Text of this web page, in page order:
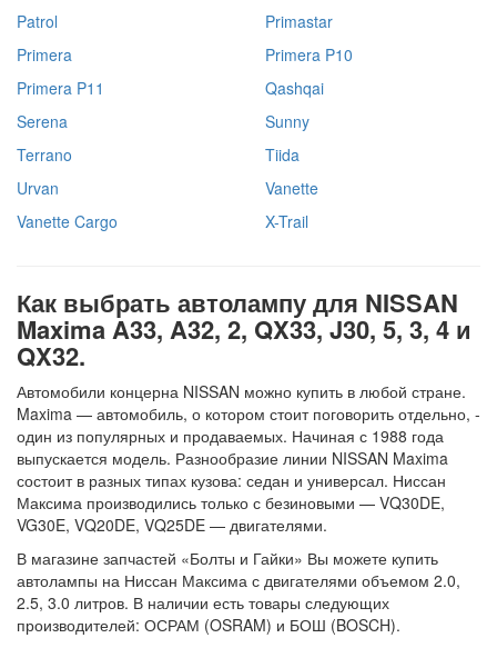
Patrol
Primastar
Primera
Primera P10
Primera P11
Qashqai
Serena
Sunny
Terrano
Tiida
Urvan
Vanette
Vanette Cargo
X-Trail
Как выбрать автолампу для NISSAN
Maxima A33, A32, 2, QX33, J30, 5, 3, 4 и
QX32.
Автомобили концерна NISSAN можно купить в любой стране.
Maxima — автомобиль, о котором стоит поговорить отдельно, -
один из популярных и продаваемых. Начиная с 1988 года
выпускается модель. Разнообразие линии NISSAN Maxima
состоит в разных типах кузова: седан и универсал. Ниссан
Максима производились только с безиновыми — VQ30DE,
VG30E, VQ20DE, VQ25DE — двигателями.
В магазине запчастей «Болты и Гайки» Вы можете купить
автолампы на Ниссан Максима с двигателями объемом 2.0,
2.5, 3.0 литров. В наличии есть товары следующих
производителей: ОСРАМ (OSRAM) и БОШ (BOSCH).